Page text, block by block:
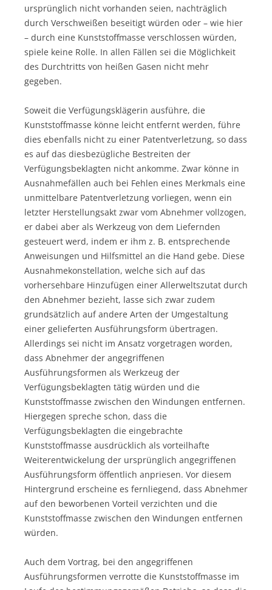
ursprünglich nicht vorhanden seien, nachträglich
durch Verschweißen beseitigt würden oder – wie hier
– durch eine Kunststoffmasse verschlossen würden,
spiele keine Rolle. In allen Fällen sei die Möglichkeit
des Durchtritts von heißen Gasen nicht mehr
gegeben.
Soweit die Verfügungsklägerin ausführe, die
Kunststoffmasse könne leicht entfernt werden, führe
dies ebenfalls nicht zu einer Patentverletzung, so dass
es auf das diesbezügliche Bestreiten der
Verfügungsbeklagten nicht ankomme. Zwar könne in
Ausnahmefällen auch bei Fehlen eines Merkmals eine
unmittelbare Patentverletzung vorliegen, wenn ein
letzter Herstellungsakt zwar vom Abnehmer vollzogen,
er dabei aber als Werkzeug von dem Liefernden
gesteuert werd, indem er ihm z. B. entsprechende
Anweisungen und Hilfsmittel an die Hand gebe. Diese
Ausnahmekonstellation, welche sich auf das
vorhersehbare Hinzufügen einer Allerweltszutat durch
den Abnehmer bezieht, lasse sich zwar zudem
grundsätzlich auf andere Arten der Umgestaltung
einer gelieferten Ausführungsform übertragen.
Allerdings sei nicht im Ansatz vorgetragen worden,
dass Abnehmer der angegriffenen
Ausführungsformen als Werkzeug der
Verfügungsbeklagten tätig würden und die
Kunststoffmasse zwischen den Windungen entfernen.
Hiergegen spreche schon, dass die
Verfügungsbeklagten die eingebrachte
Kunststoffmasse ausdrücklich als vorteilhafte
Weiterentwickelung der ursprünglich angegriffenen
Ausführungsform öffentlich anpriesen. Vor diesem
Hintergrund erscheine es fernliegend, dass Abnehmer
auf den beworbenen Vorteil verzichten und die
Kunststoffmasse zwischen den Windungen entfernen
würden.
Auch dem Vortrag, bei den angegriffenen
Ausführungsformen verrotte die Kunststoffmasse im